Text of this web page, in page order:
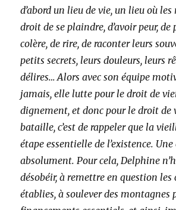
d’abord un lieu de vie, un lieu où
droit de se plaindre, d’avoir peur, de
colère, de rire, de raconter leurs
petits secrets, leurs douleurs, leurs
délires… Alors avec son équipe
jamais, elle lutte pour le droit de
dignement, et donc pour le droit de
bataille, c’est de rappeler que la
étape essentielle de l’existence.
absolument. Pour cela, Delphine
désobéir, à remettre en question
établies, à soulever des montagnes